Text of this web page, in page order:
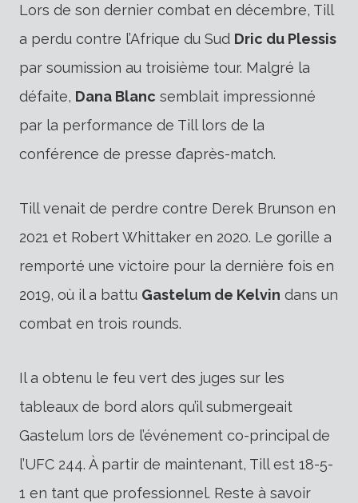
Lors de son dernier combat en décembre, Till
a perdu contre l’Afrique du Sud Dric du Plessis
par soumission au troisième tour. Malgré la
défaite, Dana Blanc semblait impressionné
par la performance de Till lors de la
conférence de presse d’après-match.
Till venait de perdre contre Derek Brunson en
2021 et Robert Whittaker en 2020. Le gorille a
remporté une victoire pour la dernière fois en
2019, où il a battu Gastelum de Kelvin dans un
combat en trois rounds.
Il a obtenu le feu vert des juges sur les
tableaux de bord alors qu’il submergeait
Gastelum lors de l’événement co-principal de
l’UFC 244. À partir de maintenant, Till est 18-5-
1 en tant que professionnel. Reste à savoir